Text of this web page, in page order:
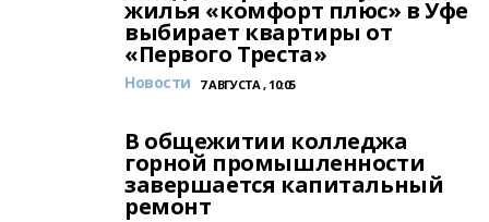
жилья «комфорт плюс» в Уфе
выбирает квартиры от
«Первого Треста»
Новости 7 АВГУСТА , 10:05
В общежитии колледжа
горной промышленности
завершается капитальный
ремонт